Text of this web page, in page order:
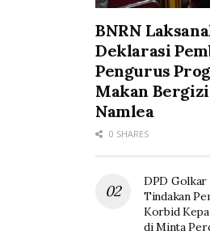
BNRN
Deklarasi
Pengurus
Makan
Namlea
0 SHARES
DPD Golkar
Tindakan
Korbid
di Minta